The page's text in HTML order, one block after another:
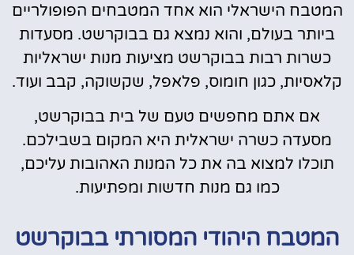
המטבח הישראלי הוא אחד המטבחים הפופולריים
ביותר בעולם, והוא נמצא גם בבוקרשט. מסעדות
כשרות רבות בבוקרשט מציעות מנות ישראליות
קלאסיות, כגון חומוס, פלאפל, שקשוקה, קבב ועוד.
אם אתם מחפשים טעם של בית בבוקרשט,
מסעדה כשרה ישראלית היא המקום בשבילכם.
תוכלו למצוא בה את כל המנות האהובות עליכם,
כמו גם מנות חדשות ומפתיעות.
המטבח היהודי המסורתי בבוקרשט